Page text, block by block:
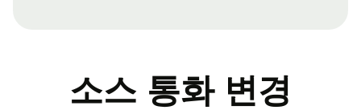
소스 통화 변경